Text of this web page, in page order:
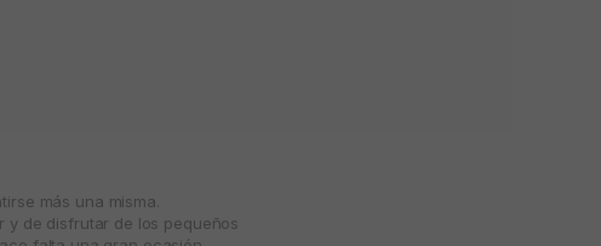
más una misma.
y de disfrutar de los pequeños